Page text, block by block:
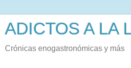
ADICTOS A LA
Crónicas enogastronómicas y más